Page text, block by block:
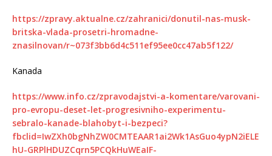
https://zpravy.aktualne.cz/zahranici/donutil-nas-musk-
britska-vlada-prosetri-hromadne-
znasilnovan/r~073f3bb6d4c511ef95ee0cc47ab5f122/
Kanada
https://www.info.cz/zpravodajstvi-a-komentare/varovani-
pro-evropu-deset-let-progresivniho-experimentu-
sebralo-kanade-blahobyt-i-bezpeci?
fbclid=IwZXh0bgNhZW0CMTEAAR1ai2Wk1AsGuo4ypN2iELE
hU-GRPlHDUZCqrn5PCQkHuWEaIF-